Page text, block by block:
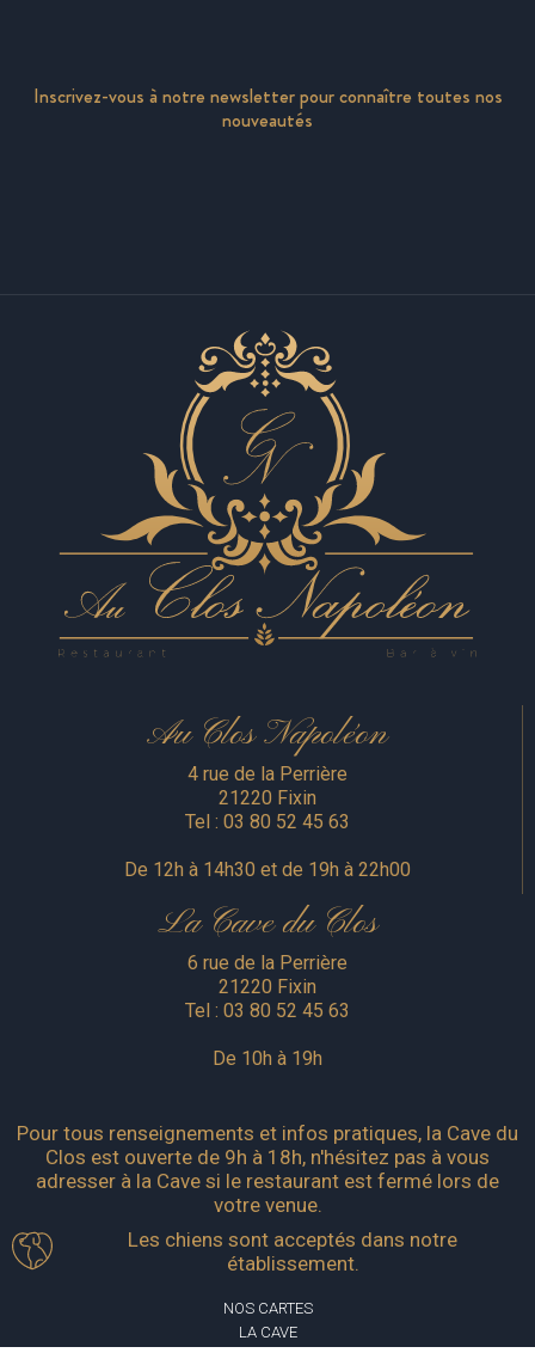
Inscrivez-vous à notre newsletter pour connaître toutes nos
nouveautés
Au Clos Napoléon
4 rue de la Perrière
21220 Fixin
Tel : 03 80 52 45 63
De 12h à 14h30 et de 19h à 22h00
La Cave du Clos
6 rue de la Perrière
21220 Fixin
Tel : 03 80 52 45 63
De 10h à 19h
Pour tous renseignements et infos pratiques, la Cave du
Clos est ouverte de 9h à 18h, n'hésitez pas à vous
adresser à la Cave si le restaurant est fermé lors de
votre venue.
Les chiens sont acceptés dans notre
établissement.
NOS CARTES
LA CAVE